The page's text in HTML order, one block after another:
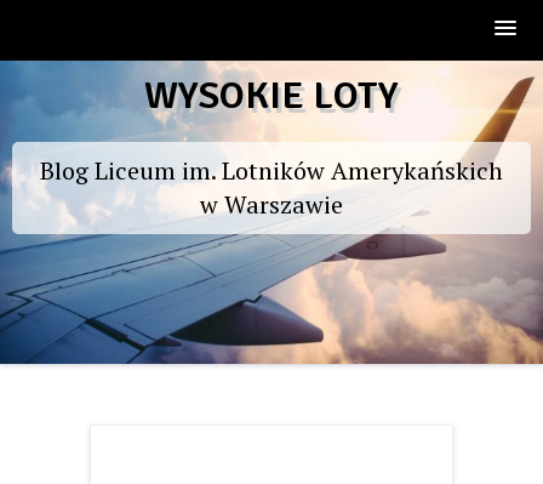
to
WYSOKIE LOTY
Blog Liceum im. Lotników Amerykańskich
w Warszawie